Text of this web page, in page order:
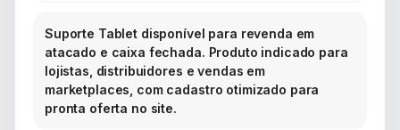
Suporte Tablet disponível para revenda em
atacado e caixa fechada. Produto indicado para
lojistas, distribuidores e vendas em
marketplaces, com cadastro otimizado para
pronta oferta no site.